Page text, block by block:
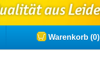
Warenkorb (0)